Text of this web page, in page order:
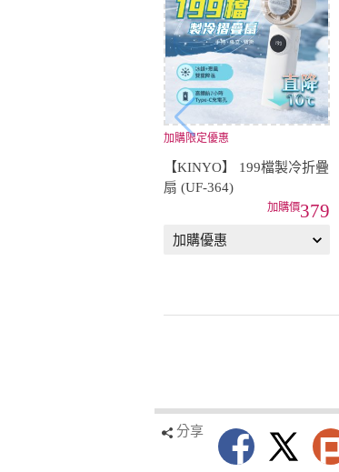
加購限定優惠
【KINYO】 199檔製冷折疊
扇 (UF-364)
379
分享